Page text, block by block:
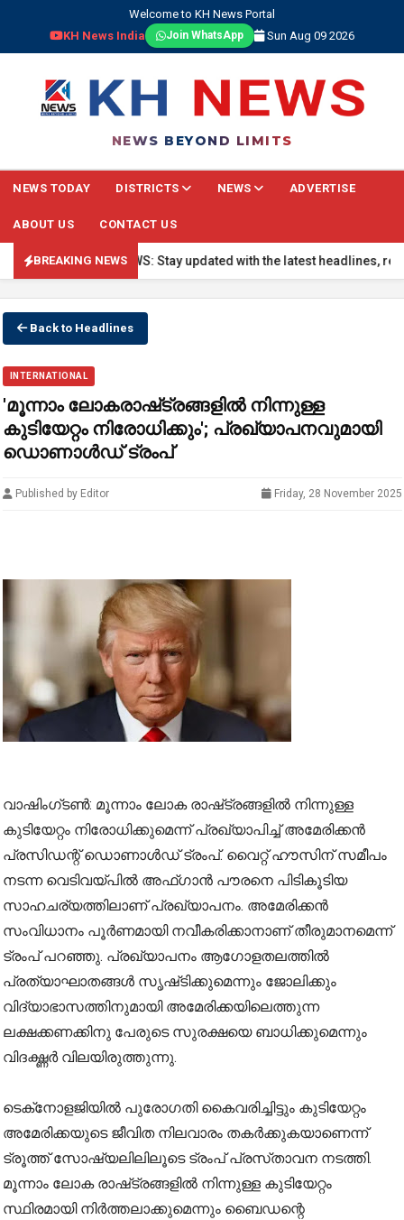
Welcome to KH News Portal
KH News India
Join WhatsApp Sun Aug 09 2026
NEWS BEYOND LIMITS
NEWS TODAY DISTRICTS NEWS ADVERTISE
ABOUT US CONTACT US
BREAKING NEWS
🔴 BREAKING NEWS: Stay updated with the latest headlines,
Back to Headlines
INTERNATIONAL
'മൂന്നാം ലോകരാഷ്‌ട്രങ്ങളിൽ നിന്നുള്ള
കുടിയേറ്റം നിരോധിക്കും'; പ്രഖ്യാപനവുമായി
ഡൊണാൾഡ് ട്രംപ്
Published by Editor Friday, 28 November 2025
വാഷിംഗ്ടൺ: മൂന്നാം ലോക രാഷ്‌ട്രങ്ങളിൽ നിന്നുള്ള
കുടിയേറ്റ‌ം നിരോധിക്കുമെന്ന് പ്രഖ്യാപിച്ച് അമേരിക്കൻ
പ്രസിഡന്റ് ഡൊണാൾഡ് ട്രംപ്. വൈറ്റ് ഹൗസിന് സമീപം
നടന്ന വെടിവയ്‌പിൽ അഫ്ഗാൻ പൗരനെ പിടികൂടിയ
സാഹചര്യത്തിലാണ് പ്രഖ്യാപനം. അമേരിക്കൻ
സംവിധാനം പൂർണമായി നവീകരിക്കാനാണ് തീരുമാനമെന്ന്
ട്രംപ് പറഞ്ഞു. പ്രഖ്യാപനം ആഗോളതലത്തിൽ
പ്രത്യാഘാതങ്ങൾ സൃഷ്‌ടിക്കുമെന്നും ജോലിക്കും
വിദ്യാഭാസത്തിനുമായി അമേരിക്കയിലെത്തുന്ന
ലക്ഷക്കണക്കിനു പേരുടെ സുരക്ഷയെ ബാധിക്കുമെന്നും
വിദഗ്ദ്ധർ വിലയിരുത്തുന്നു.
ടെക്‌നോളജിയിൽ പുരോഗതി കൈവരിച്ചിട്ടും കുടിയേറ്റം
അമേരിക്കയുടെ ജീവിത നിലവാരം തകർക്കുകയാണെന്ന്
ട്രൂത്ത് സോഷ്യലിലിലൂടെ ട്രംപ് പ്രസ്‌താവന നടത്തി.
മൂന്നാം ലോക രാഷ്‌ട്രങ്ങളിൽ നിന്നുള്ള കുടിയേറ്റം
സ്ഥിരമായി നിർത്തലാക്കുമെന്നും ബൈഡന്റെ